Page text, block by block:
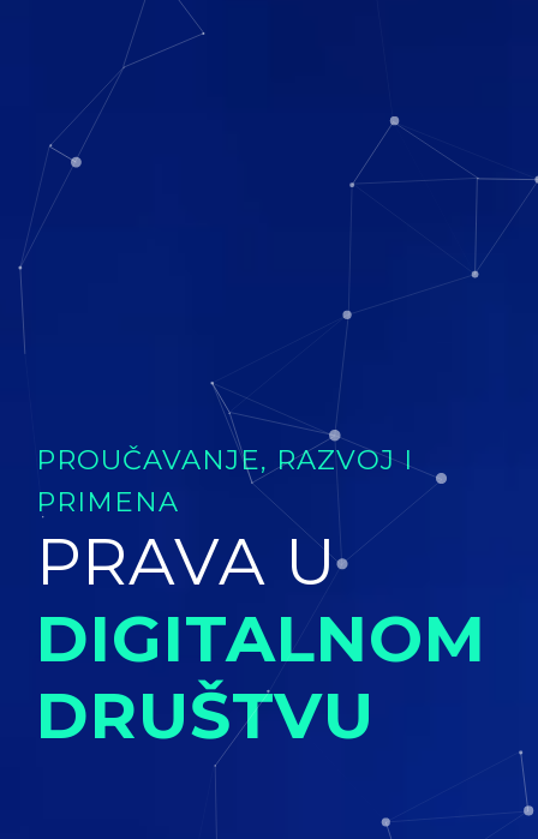
PROUČAVANJE, RAZVOJ I
PRIMENA
PRAVA U
DIGITALNOM
DRUŠTVU